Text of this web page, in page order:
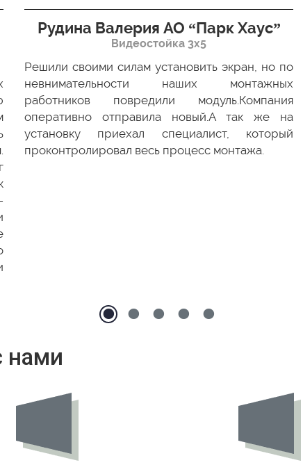
Рудина Валерия АО “Парк Хаус”
Видеостойка 3х5
Решили своими силам установить экран, но по
невнимательности наших монтажных
работников повредили модуль.Компания
оперативно отправила новый.А так же на
установку приехал специалист, который
проконтролировал весь процесс монтажа.
нами